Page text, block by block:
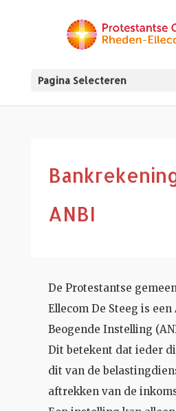
Pagina Selecteren
ANBI
De Protestantse
Ellecom De Steeg is
Beogende Instelling
Dit betekent dat ieder
dit van de
aftrekken van de